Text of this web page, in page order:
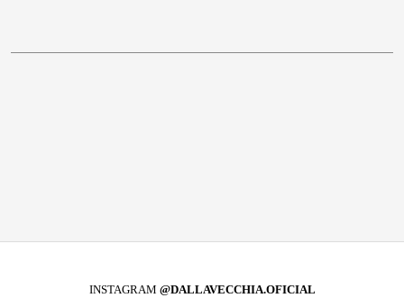
INSTAGRAM @DALLAVECCHIA.OFICIAL